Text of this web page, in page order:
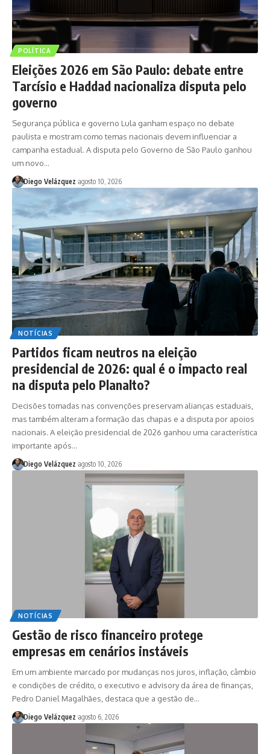
POLÍTICA
Eleições 2026 em São Paulo: debate entre
Tarcísio e Haddad nacionaliza disputa pelo
governo
Segurança pública e governo Lula ganham espaço no debate
paulista e mostram como temas nacionais devem influenciar a
campanha estadual. A disputa pelo Governo de São Paulo ganhou
um novo…
Diego Velázquez agosto 10, 2026
NOTÍCIAS
Partidos ficam neutros na eleição
presidencial de 2026: qual é o impacto real
na disputa pelo Planalto?
Decisões tomadas nas convenções preservam alianças estaduais,
mas também alteram a formação das chapas e a disputa por apoios
nacionais. A eleição presidencial de 2026 ganhou uma característica
importante após…
Diego Velázquez agosto 10, 2026
NOTÍCIAS
Gestão de risco financeiro protege
empresas em cenários instáveis
Em um ambiente marcado por mudanças nos juros, inflação, câmbio
e condições de crédito, o executivo e advisory da área de finanças,
Pedro Daniel Magalhães, destaca que a gestão de…
Diego Velázquez agosto 6, 2026